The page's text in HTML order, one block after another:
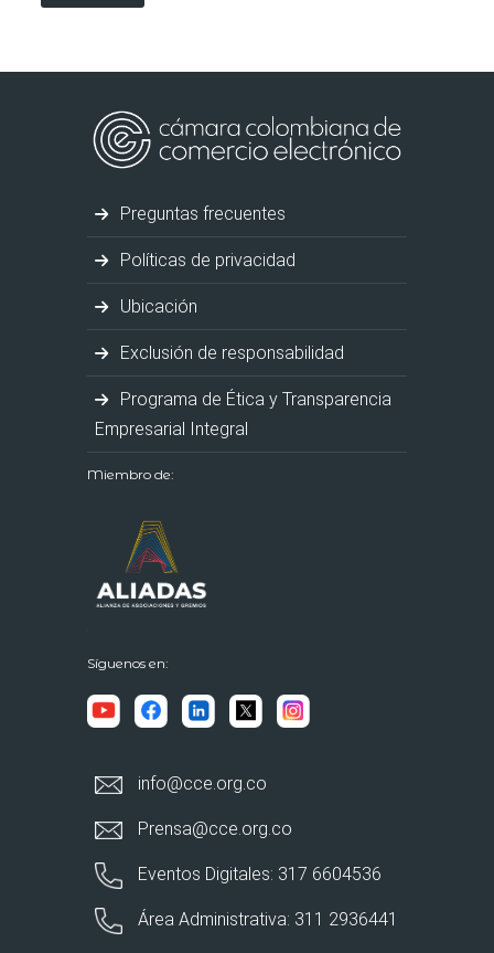
Preguntas frecuentes
Políticas de privacidad
Ubicación
Exclusión de responsabilidad
Programa de Ética y Transparencia
Empresarial Integral
Miembro de:
Síguenos en:
info@cce.org.co
Prensa@cce.org.co
Eventos Digitales: 317 6604536
Área Administrativa: 311 2936441